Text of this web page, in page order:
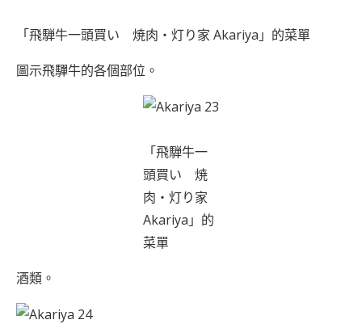
「飛騨牛一頭買い 焼肉・灯り家 Akariya」的菜單
圖示飛驒牛的各個部位。
「飛騨牛一
頭買い 焼
肉・灯り家
Akariya」的
菜單
酒類。